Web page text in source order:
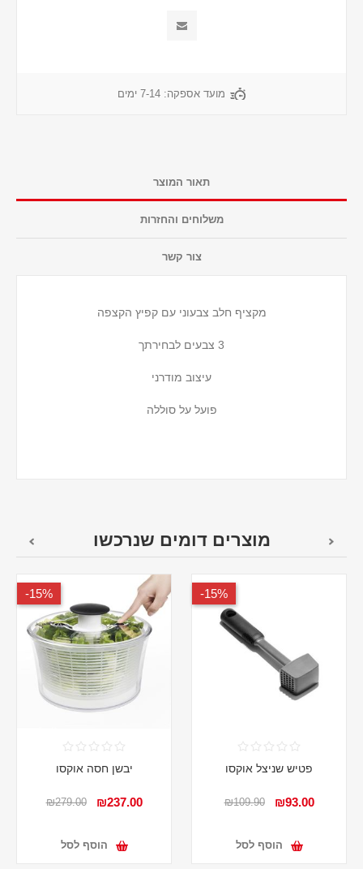
מועד אספקה: 7-14 ימים
תאור המוצר
משלוחים והחזרות
צור קשר
מקציף חלב צבעוני עם קפיץ הקצפה
3 צבעים לבחירתך
עיצוב מודרני
פועל על סוללה
מוצרים דומים שנרכשו
15%-
פטיש שניצל אוקסו
₪93.00
₪109.90
הוסף לסל
15%-
יבשן חסה אוקסו
₪237.00
₪279.00
הוסף לסל